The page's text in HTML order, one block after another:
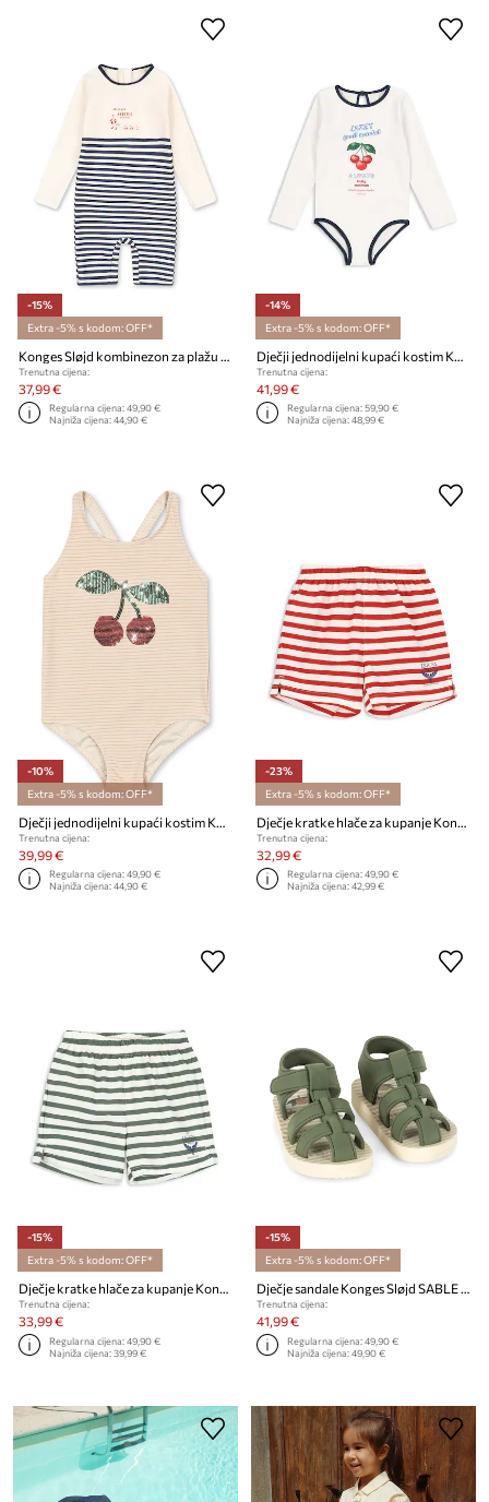
-15%
Extra -5% s kodom: OFF*
Trenutna cijena:
37,99 €
Regularna cijena:49,90 €
Najniža cijena:44,90 €
-14%
Extra -5% s kodom: OFF*
Trenutna cijena:
41,99 €
Regularna cijena:59,90 €
Najniža cijena:48,99 €
-10%
Extra -5% s kodom: OFF*
Dječji jednodijelni kupaći kostim Konges Sløjd JADE SWIMSUIT
Trenutna cijena:
39,99 €
Regularna cijena:49,90 €
Najniža cijena:44,90 €
-23%
Extra -5% s kodom: OFF*
Dječje kratke hlače za kupanje Konges Sløjd ASNOU SWIM SHORTS GRS
Trenutna cijena:
32,99 €
Regularna cijena:49,90 €
Najniža cijena:42,99 €
-15%
Extra -5% s kodom: OFF*
Dječje kratke hlače za kupanje Konges Sløjd ASNOU SWIM SHORTS GRS
Trenutna cijena:
33,99 €
Regularna cijena:49,90 €
Najniža cijena:39,99 €
-15%
Extra -5% s kodom: OFF*
Dječje sandale Konges Sløjd SABLE SANDAL
Trenutna cijena:
41,99 €
Regularna cijena:49,90 €
Najniža cijena:49,90 €